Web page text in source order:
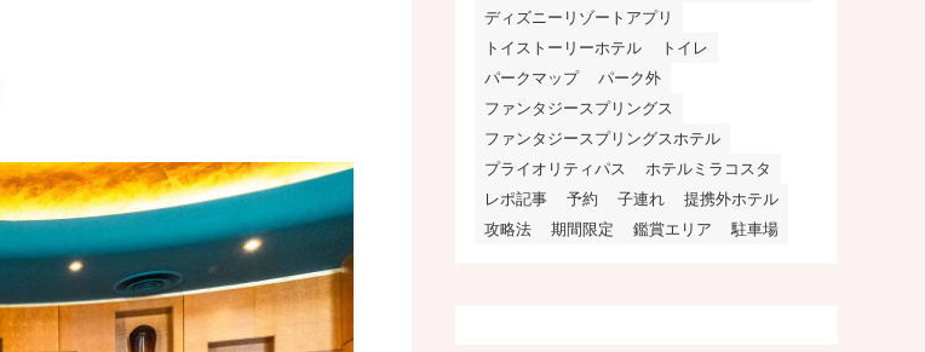
ディズニーリゾートアプリ
トイストーリーホテル
トイレ
パークマップ
パーク外
ファンタジースプリングス
ファンタジースプリングスホテル
プライオリティパス
ホテルミラコスタ
レポ記事
予約 子連れ
提携外ホテル
攻略法
期間限定 鑑賞エリア 駐車場